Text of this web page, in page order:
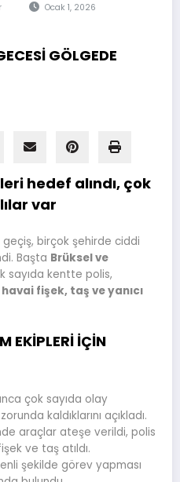
Ocak 1, 2026
GÖLGEDE
hedef alındı, çok
var
geçiş, birçok şehirde ciddi
Başta Brüksel ve
sayıda kentte polis,
havai fişek, taş ve yanıcı
EKİPLERİ İÇİN
çok sayıda olay
kaldıklarını açıkladı.
araçlar ateşe verildi, polis
ve taş atıldı.
şekilde görev yapması